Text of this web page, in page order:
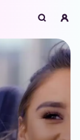
Download